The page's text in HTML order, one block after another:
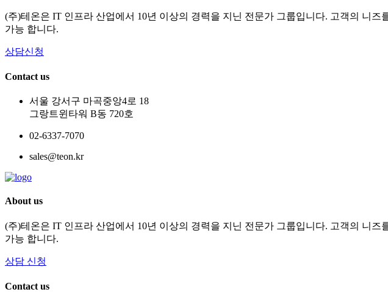
(주)테온은 IT 인프라 산업에서 10년 이상의 경력을 지닌 전문가 그룹입니다. 고객의 니
가능 합니다.
상담신청
Contact us
서울 강서구 마곡중앙4로 18
그랑트윈타워 B동 720호
02-6337-7070
sales@teon.kr
About us
(주)테온은 IT 인프라 산업에서 10년 이상의 경력을 지닌 전문가 그룹입니다. 고객의 니
가능 합니다.
상담 신청
Contact us